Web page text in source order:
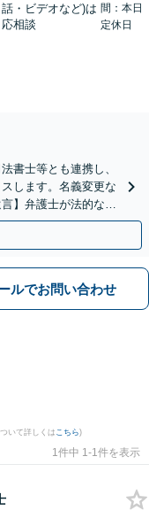
話・ビデオなど)は
応相談
間：本日
定休日
書士等とも連携し、
します。名義変更な
】弁護士が法的な観
ルでお問い合わせ
いて詳しくは こちら)
1件中 1-1件を表示